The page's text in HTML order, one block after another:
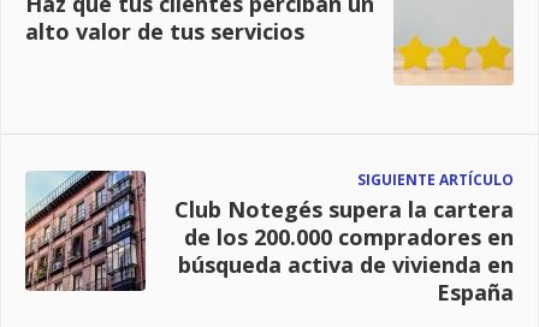
alto valor de tus servicios
SIGUIENTE ARTÍCULO
Club Notegés supera la cartera
de los 200.000 compradores en
búsqueda activa de vivienda en
España